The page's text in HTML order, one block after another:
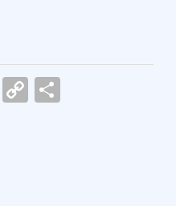
Tumblr
Copy